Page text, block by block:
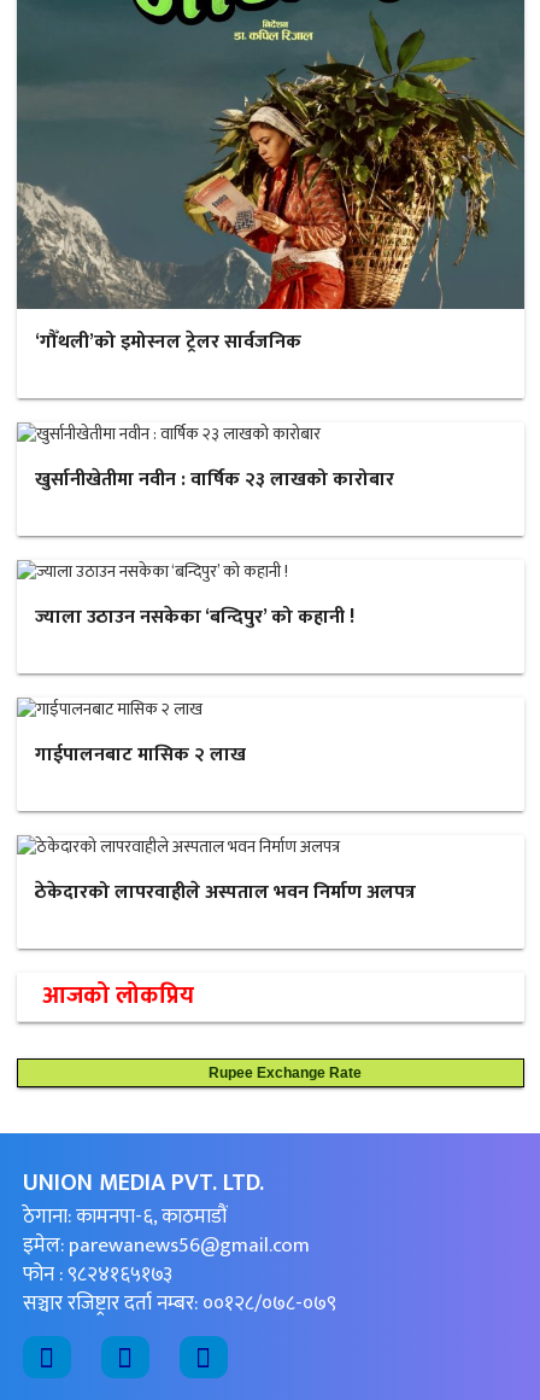
‘गौँथली’को इमोस्नल ट्रेलर सार्वजनिक
खुर्सानीखेतीमा नवीन : वार्षिक २३ लाखको कारोबार
ज्याला उठाउन नसकेका ‘बन्दिपुर’ को कहानी !
गाईपालनबाट मासिक २ लाख
ठेकेदारको लापरवाहीले अस्पताल भवन निर्माण अलपत्र
आजको लोकप्रिय
Rupee Exchange Rate
UNION MEDIA PVT. LTD.
ठेगाना: कामनपा-६, काठमाडौं
इमेल:parewanews56@gmail.com
फोन : ९८२४१६५१७३
सञ्चार रजिष्ट्रार दर्ता नम्बर: ००१२८/०७८-०७९